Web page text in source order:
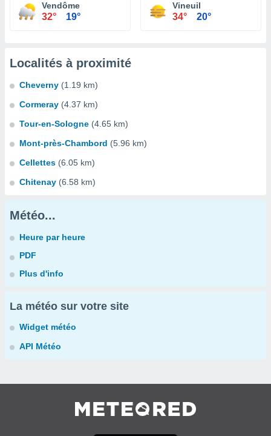
Vendôme
32° 19°
Vineuil
34° 20°
Localités à proximité
Cheverny (1.19 km)
Cormeray (4.37 km)
Tour-en-Sologne (4.65 km)
Mont-près-Chambord (5.96 km)
Cellettes (6.05 km)
Chitenay (6.58 km)
Météo...
Heure par heure
PDF
Plus d'info
La météo sur votre site
Widget météo
API Météo